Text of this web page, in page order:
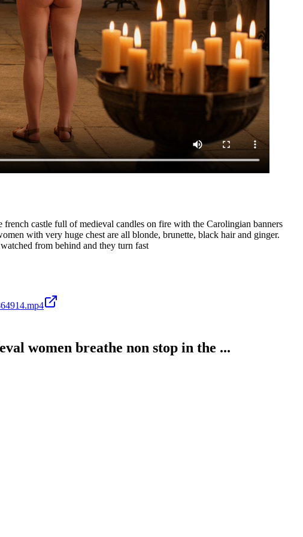
castle full of medieval candles on fire with the Carolingian banners
with very huge chest are all blonde, brunette, black hair and ginger.
from behind and they turn fast
women breathe non stop in the ...